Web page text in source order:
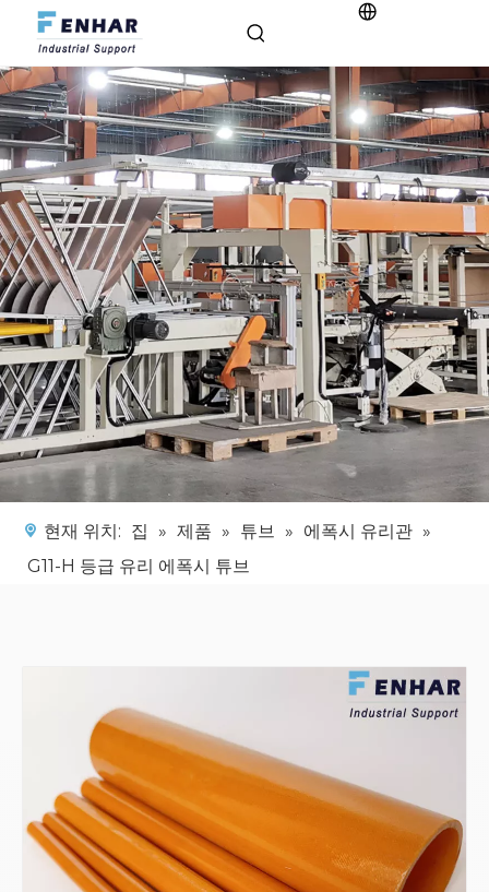
현재 위치: 집 » 제품 » 튜브 » 에폭시 유리관 »
G11-H 등급 유리 에폭시 튜브